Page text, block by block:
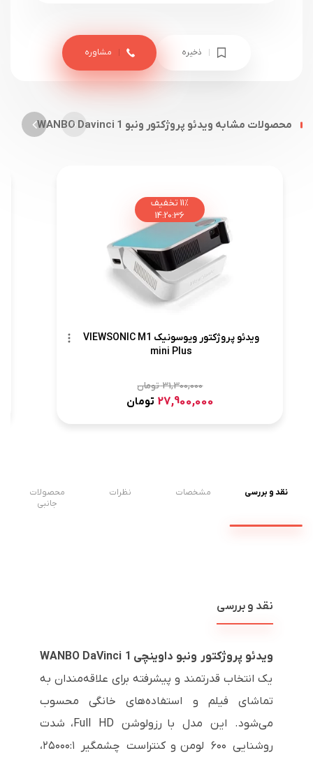
ذخیره مشاوره
محصولات مشابه ویدئو پروژکتور ونبو WANBO Davinci 1
تخفیف 11%
14:20:35
ویدئو پروژکتور ویوسونیک VIEWSONIC M1
mini Plus
31,300,000تومان
27,900,000 تومان
نقد و بررسی مشخصات نظرات
محصولات
جانبی
نقد و بررسی
ویدئو پروژکتور ونبو داوینچی WANBO DaVinci 1
یک انتخاب قدرتمند و پیشرفته برای علاقه‌مندان به
تماشای فیلم و استفاده‌های خانگی محسوب
می‌شود. این مدل با رزولوشن Full HD، شدت
روشنایی ۶۰۰ لومن و کنتراست چشمگیر ۲۵۰۰۰:۱،